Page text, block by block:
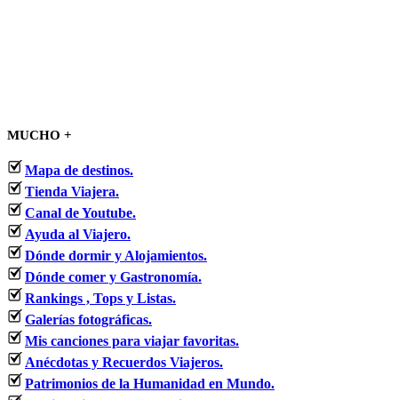
MUCHO +
Mapa de destinos.
Tienda Viajera.
Canal de Youtube.
Ayuda al Viajero.
Dónde dormir y Alojamientos.
Dónde comer y Gastronomía.
Rankings , Tops y Listas.
Galerías fotográficas.
Mis canciones para viajar favoritas.
Anécdotas y Recuerdos Viajeros.
Patrimonios de la Humanidad en Mundo.